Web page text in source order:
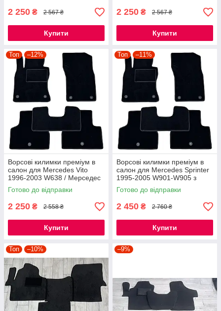
2 250 ₴ 2 567 ₴
Купити
2 250 ₴ 2 567 ₴
Купити
Топ –12%
Ворсові килимки преміум в
салон для Mercedes Vito
1996-2003 W638 / Мерседес
Віто килимки
Готово до відправки
2 250 ₴ 2 558 ₴
Купити
Топ –11%
Ворсові килимки преміум в
салон для Mercedes Sprinter
1995-2005 W901-W905 з
вухом між сидіннями /
Мерседес Спрінтер килимки
Готово до відправки
2 450 ₴ 2 760 ₴
Купити
Топ –10% –9%